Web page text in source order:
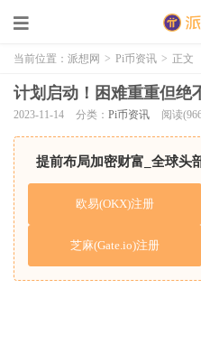
当前位置： 派想网 > Pi币资讯 > 正文
计划启动！困难重重但绝
2023-11-14 分类： Pi币资讯 阅读
提前布局加密财富_全球头
欧易(OKX)注册
芝麻(Gate.io)注册